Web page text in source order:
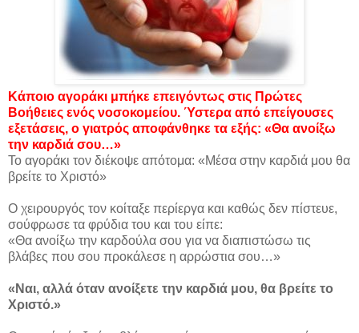
Κάποιο αγοράκι μπήκε επειγόντως στις Πρώτες
Βοήθειες ενός νοσοκομείου. Ύστερα από επείγουσες
εξετάσεις, ο γιατρός αποφάνθηκε τα εξής: «Θα ανοίξω
την καρδιά σου…»
Το αγοράκι τον διέκοψε απότομα: «Μέσα στην καρδιά μου θα
βρείτε το Χριστό»
Ο χειρουργός τον κοίταξε περίεργα και καθώς δεν πίστευε,
σούφρωσε τα φρύδια του και του είπε:
«Θα ανοίξω την καρδούλα σου για να διαπιστώσω τις
βλάβες που σου προκάλεσε η αρρώστια σου…»
«Ναι, αλλά όταν ανοίξετε την καρδιά μου, θα βρείτε το
Χριστό.»